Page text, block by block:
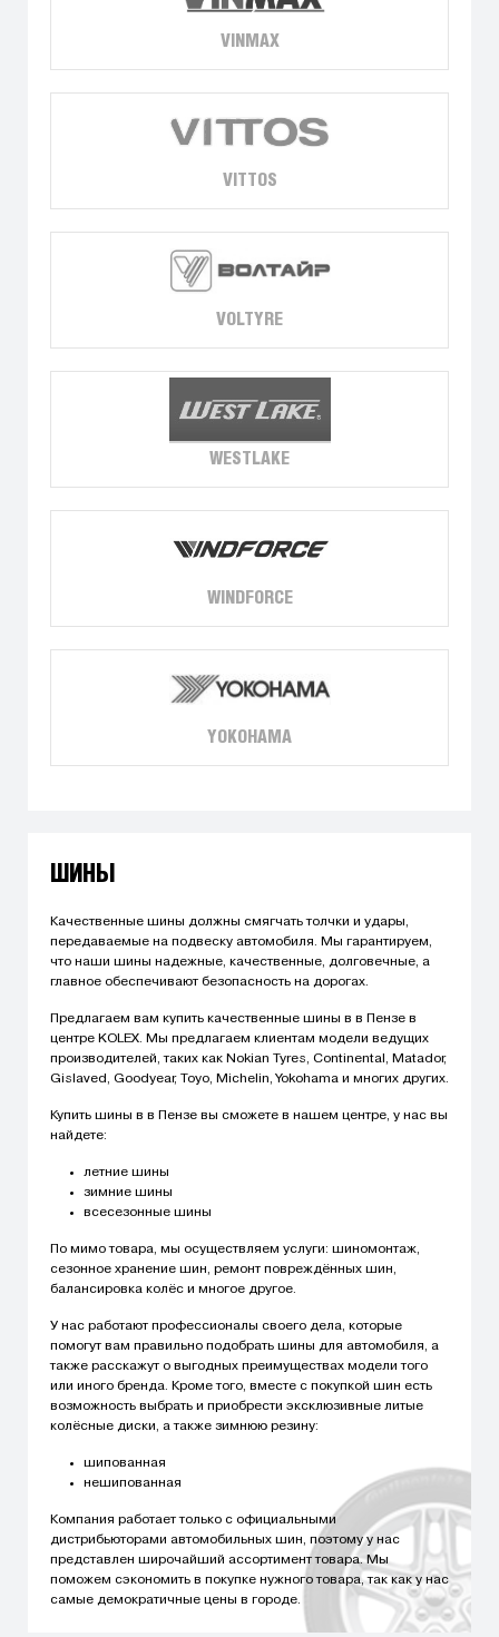
VINMAX
VITTOS
VOLTYRE
WESTLAKE
WINDFORCE
YOKOHAMA
ШИНЫ
Качественные шины должны смягчать толчки и удары,
передаваемые на подвеску автомобиля. Мы гарантируем,
что наши шины надежные, качественные, долговечные, а
главное обеспечивают безопасность на дорогах.
Предлагаем вам купить качественные шины в в Пензе в
центре KOLEX. Мы предлагаем клиентам модели ведущих
производителей, таких как Nokian Tyres, Continental, Matador,
Gislaved, Goodyear, Toyo, Michelin, Yokohama и многих других.
Купить шины в в Пензе вы сможете в нашем центре, у нас вы
найдете:
летние шины
зимние шины
всесезонные шины
По мимо товара, мы осуществляем услуги: шиномонтаж,
сезонное хранение шин, ремонт повреждённых шин,
балансировка колёс и многое другое.
У нас работают профессионалы своего дела, которые
помогут вам правильно подобрать шины для автомобиля, а
также расскажут о выгодных преимуществах модели того
или иного бренда. Кроме того, вместе с покупкой шин есть
возможность выбрать и приобрести эксклюзивные литые
колёсные диски, а также зимнюю резину:
шипованная
нешипованная
Компания работает только с официальными
дистрибьюторами автомобильных шин, поэтому у нас
представлен широчайший ассортимент товара. Мы
поможем сэкономить в покупке нужного товара, так как у нас
самые демократичные цены в городе.